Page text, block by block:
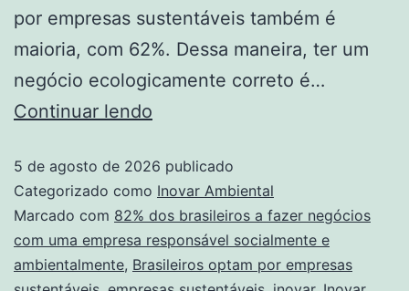
por empresas sustentáveis também é
maioria, com 62%. Dessa maneira, ter um
negócio ecologicamente correto é…
Continuar lendo
5 de agosto de 2026 publicado
Categorizado como Inovar Ambiental
Marcado com 82% dos brasileiros a fazer negócios
com uma empresa responsável socialmente e
ambientalmente, Brasileiros optam por empresas